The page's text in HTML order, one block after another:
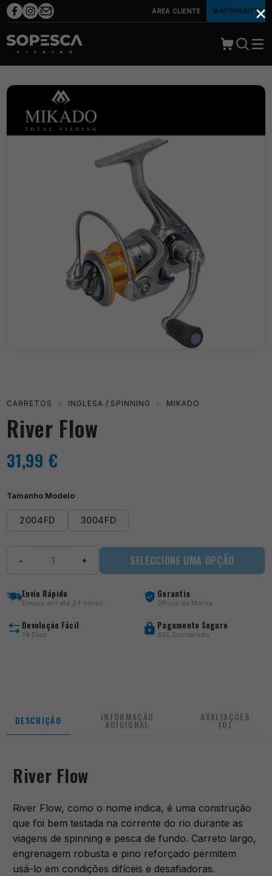
ÁREA CLIENTE MATCHBAITS
CARRETOS › INGLESA / SPINNING › MIKADO
River Flow
31,99 €
Tamanho Modelo
2004FD 3004FD
− + SELECCIONE UMA OPÇÃO
Envio Rápido
Envios em até 24 horas
Garantia
Oficial da Marca
Devolução Fácil
14 Dias
Pagamento Seguro
SSL Encriptado
DESCRIÇÃO INFORMAÇÃO
ADICIONAL
AVALIAÇÕES
(0)
River Flow
River Flow, como o nome indica, é uma construção
que foi bem testada na corrente do rio durante as
viagens de spinning e pesca de fundo. Carreto largo,
engrenagem robusta e pino reforçado permitem
usá-lo em condições difíceis e desafiadoras.
×